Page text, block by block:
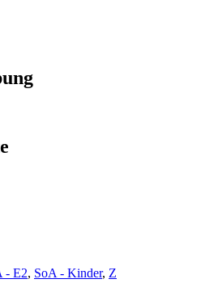
- E2, SoA - Kinder, Z